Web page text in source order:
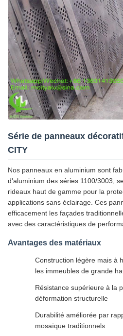
Série de panneaux
CITY
Nos panneaux en aluminium sont
d'aluminium des séries 1100/3003,
rideaux haut de gamme pour la
applications sans éclairage. Ces
efficacement les façades
avec des caractéristiques de
Avantages des matériaux
Construction légère mais à
les immeubles de grande
Résistance supérieure à la
déformation structurelle
Durabilité améliorée par
mosaïque traditionnels